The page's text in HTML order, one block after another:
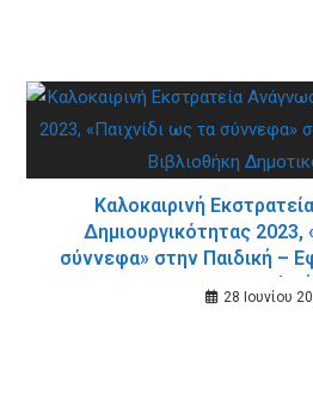
Καλοκαιρινή
Δημιουργικότητας 2023,
σύννεφα» στην Παιδική –
Δημοτικού
28 Ιουνίου